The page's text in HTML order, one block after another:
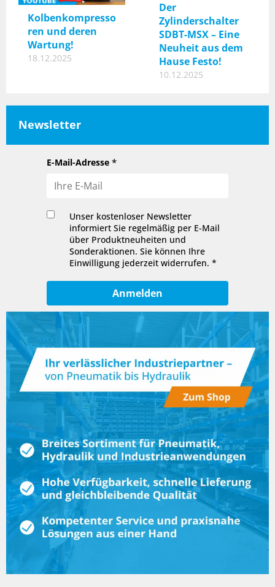
Kolbenkompresso
ren und deren
Wartung!
18.12.2025
Der
Zylinderschalter
SDBT-MSX – Eine
Neuheit aus dem
Hause Festo!
10.12.2025
Newsletter
E-Mail-Adresse
Unser kostenloser Newsletter
informiert Sie regelmäßig per E-Mail
über Produktneuheiten und
Sonderaktionen. Sie können Ihre
Einwilligung jederzeit widerrufen.
Anmelden